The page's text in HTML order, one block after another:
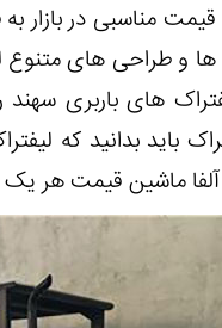
مناسبی در بازار
و طراحی های متنوع
های باربری
باید بدانید که
ماشین قیمت هر یک